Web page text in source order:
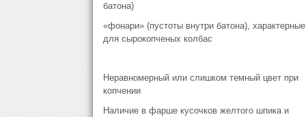
батона)
«фонари» (пустоты внутри батона), характерные
для сырокопченых колбас
Неравномерный или слишком темный цвет при
копчении
Наличие в фарше кусочков желтого шпика и